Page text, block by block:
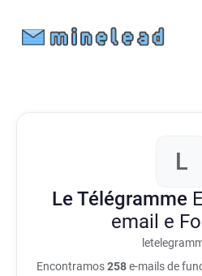
L
Le Télégramme
email e
Encontramos258e-mails de